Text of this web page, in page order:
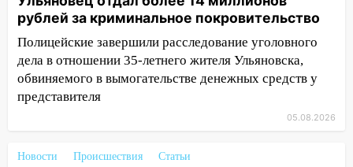
знакомым закончились для женщины
больницей
16:06 18-летняя девушка без прав
перевернулась на мопеде и попала в
больницу
покровительство
рублей за криминальное покровительство
Полицейские завершили расследование уголовного
дела в отношении 35-летнего жителя Ульяновска,
обвиняемого в вымогательстве денежных средств у
представителя
05.08.2026
Новости Происшествия
Статьи